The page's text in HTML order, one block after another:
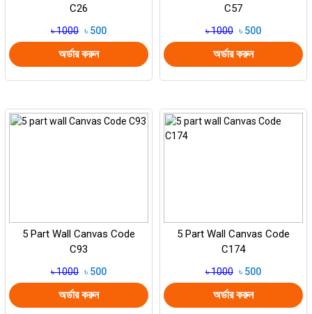
C26
৳ 1000 ৳ 500
অর্ডার করুন
C57
৳ 1000 ৳ 500
অর্ডার করুন
5 Part Wall Canvas Code
C93
৳ 1000 ৳ 500
অর্ডার করুন
5 Part Wall Canvas Code
C174
৳ 1000 ৳ 500
অর্ডার করুন